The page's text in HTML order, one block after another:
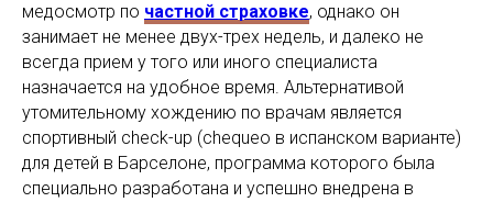
медосмотр по частной страховке, однако он
занимает не менее двух-трех недель, и далеко не
всегда прием у того или иного специалиста
назначается на удобное время. Альтернативой
утомительному хождению по врачам является
спортивный check-up (chequeo в испанском варианте)
для детей в Барселоне, программа которого была
специально разработана и успешно внедрена в